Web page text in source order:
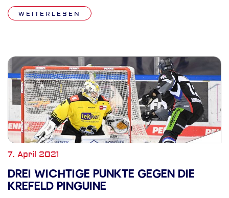
Nürnberg Ice Tigers feiern. Auch bei drei der vier
vorangegangenen Spiele mussten […]
WEITERLESEN
7. April 2021
DREI WICHTIGE PUNKTE GEGEN DIE
KREFELD PINGUINE